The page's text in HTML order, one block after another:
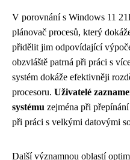
V porovnání s Windows 11
plánovač procesů, který
přidělit jim odpovídající
obzvláště patrná při práci s
systém dokáže efektivněji
procesoru. Uživatelé
systému zejména při
při práci s velkými datovými
Další významnou oblastí